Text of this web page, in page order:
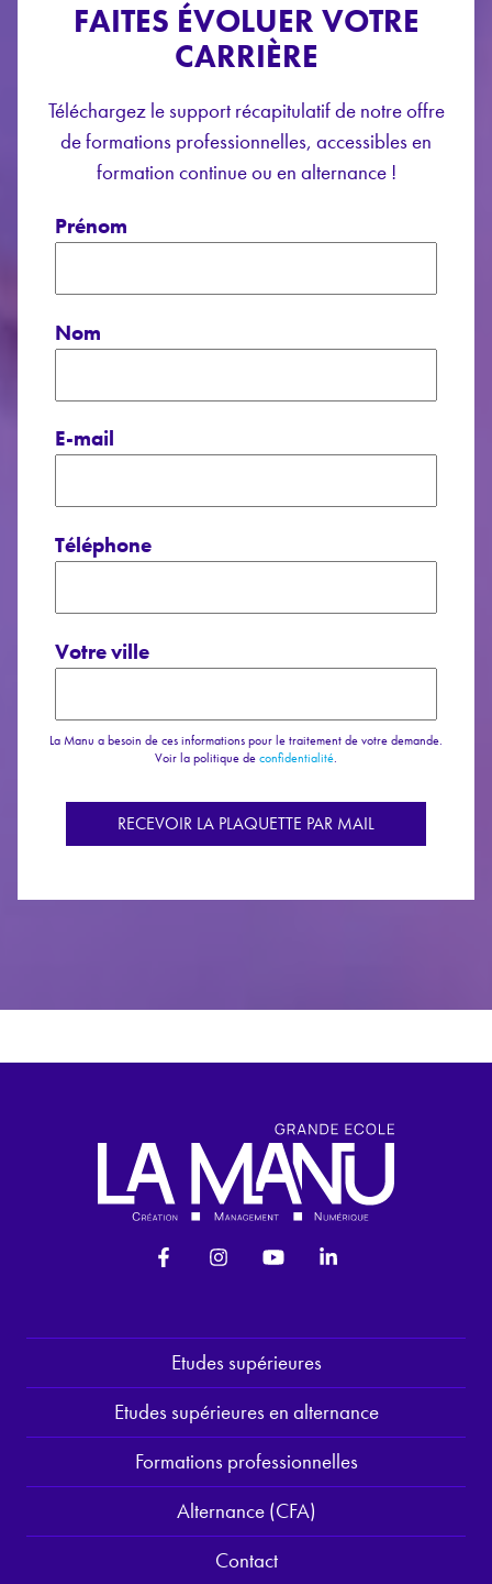
FAITES ÉVOLUER VOTRE
CARRIÈRE
Téléchargez le support récapitulatif de notre offre
de formations professionnelles, accessibles en
formation continue ou en alternance !
Prénom
Nom
E-mail
Téléphone
Votre ville
La Manu a besoin de ces informations pour le traitement de votre demande.
Voir la politique deconfidentialité.
Etudes supérieures
Etudes supérieures en alternance
Formations professionnelles
Alternance (CFA)
Contact